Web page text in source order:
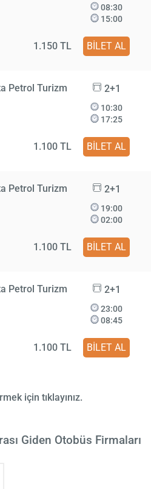
08:30
15:00
1.150 TL BİLET AL
Petrol Turizm 2+1
10:30
17:25
1.100 TL BİLET AL
Petrol Turizm 2+1
19:00
02:00
1.100 TL BİLET AL
Petrol Turizm 2+1
23:00
08:45
1.100 TL BİLET AL
için tıklayınız.
Giden Otobüs Firmaları